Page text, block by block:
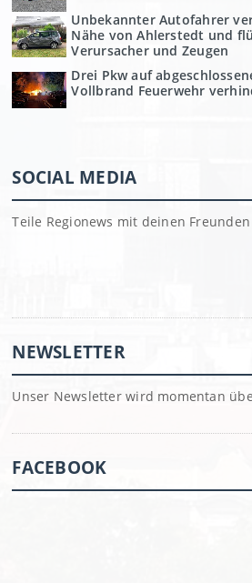
Unbekannter Autofahrer
Nähe von Ahlerstedt und
Verursacher und Zeugen
Drei Pkw auf
Vollbrand Feuerwehr
SOCIAL MEDIA
Teile Regionews mit deinen Freunden
NEWSLETTER
Unser Newsletter wird momentan
FACEBOOK